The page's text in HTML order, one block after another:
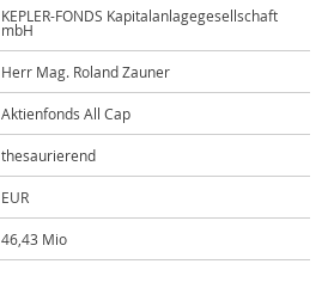
KEPLER-FONDS Kapitalanlagegesellschaft
mbH
Herr Mag. Roland Zauner
Aktienfonds All Cap
thesaurierend
EUR
46,43 Mio